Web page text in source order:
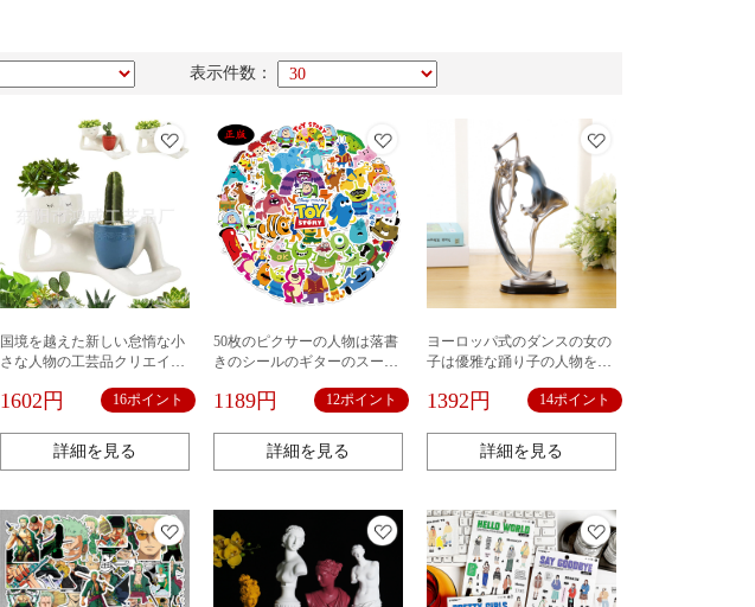
表示件数：
国境を越えた新しい怠惰な小
さな人物の工芸品クリエイテ
多肉植物の花の鉢の装飾品
1602円 16ポイント
詳細を見る
50枚のピクサーの人物は落書
きのシールのギターのスーツ
貼ってクロスボーダーの正規
1189円 12ポイント
詳細を見る
ヨーロッパ式のダンスの女の
子は優雅な踊り子の人物を飾
贈り物を飾っています。
1392円 14ポイント
詳細を見る